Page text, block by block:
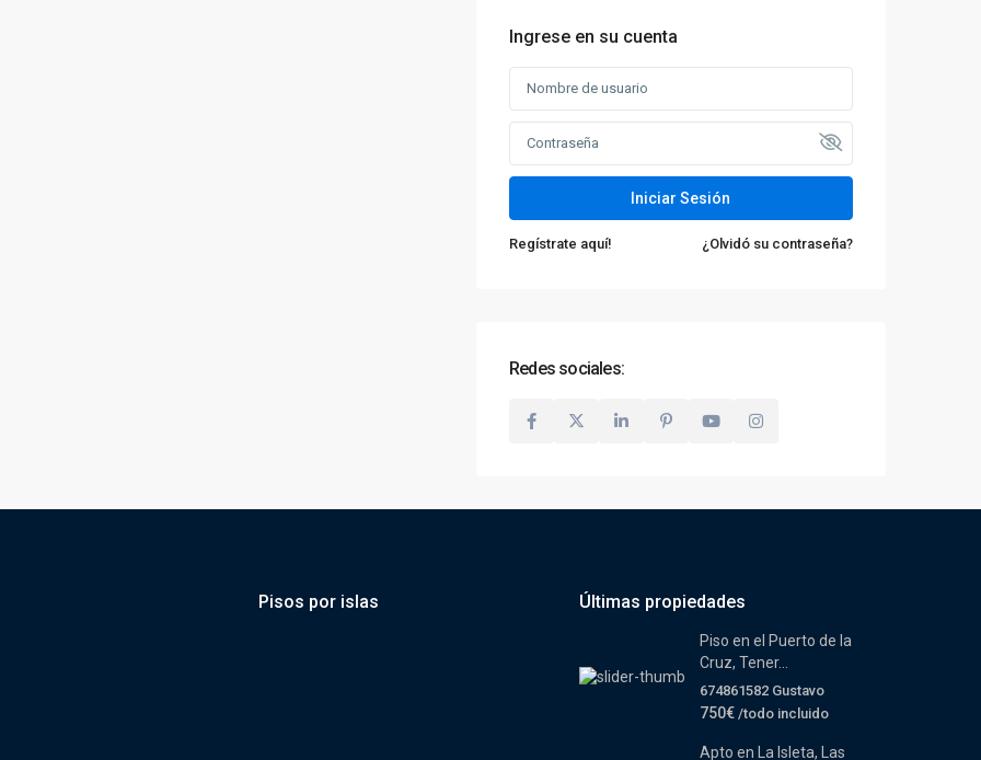
Ingrese en su cuenta
Iniciar Sesión
Regístrate aquí! ¿Olvidó su contraseña?
Redes sociales:
Pisos por islas Últimas propiedades
Piso en el Puerto de la
Cruz, Tener...
674861582 Gustavo
750€ /todo incluido
Apto en La Isleta, Las